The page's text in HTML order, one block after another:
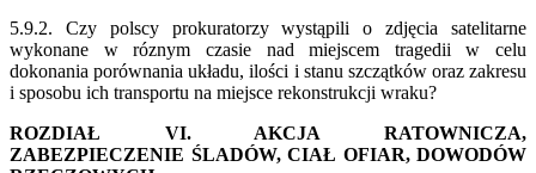
5.9.2. Czy polscy prokuratorzy wystąpili o zdjęcia satelitarne
wykonane w róznym czasie nad miejscem tragedii w celu
dokonania porównania układu, ilości i stanu szczątków oraz zakresu
i sposobu ich transportu na miejsce rekonstrukcji wraku?
ROZDIAŁ VI. AKCJA RATOWNICZA,
ZABEZPIECZENIE ŚLADÓW, CIAŁ OFIAR, DOWODÓW